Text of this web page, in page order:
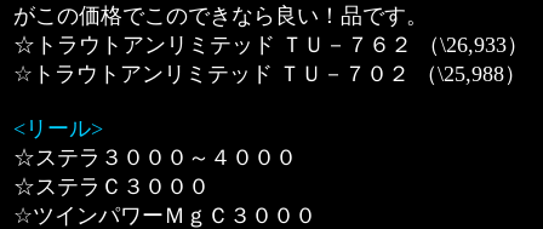
がこの価格でこのできなら良い！品です。
☆トラウトアンリミテッド ＴＵ－７６２ （\26,933）
☆トラウトアンリミテッド ＴＵ－７０２ （\25,988）
<リール>
☆ステラ３０００～４０００
☆ステラＣ３０００
☆ツインパワーＭｇＣ３０００